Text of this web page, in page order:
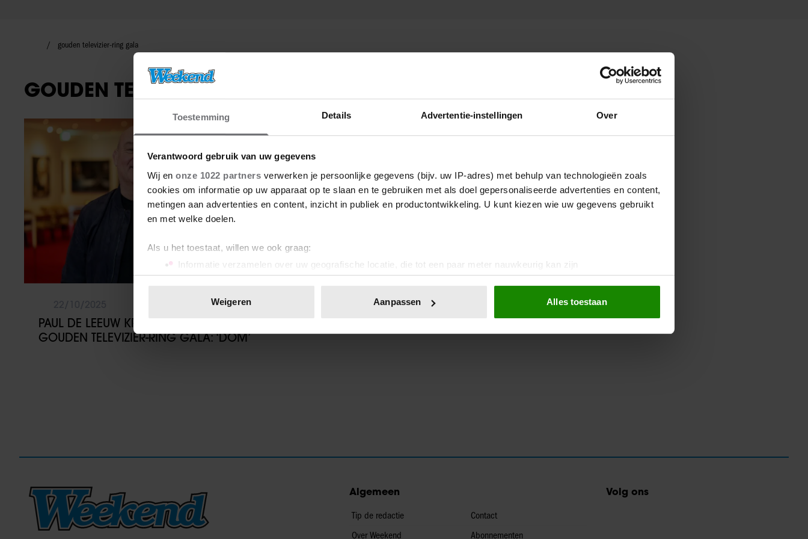
Toestemming Details Advertentie-instellingen Over
Verantwoord gebruik van uw gegevens
Wij en onze 1022 partners verwerken je persoonlijke gegevens (bijv. uw IP-adres) met behulp van technologieën zoals
cookies om informatie op uw apparaat op te slaan en te gebruiken met als doel gepersonaliseerde advertenties en content,
metingen aan advertenties en content, inzicht in publiek en productontwikkeling. U kunt kiezen wie uw gegevens gebruikt
en met welke doelen.
Als u het toestaat, willen we ook graag:
Informatie verzamelen over uw geografische locatie, die tot een paar meter nauwkeurig kan zijn
Uw apparaat identificeren door het actief te scannen op specifieke eigenschappen (fingerprinting)
toestemming op elk moment wijzigen of intrekken in de Cookieverklaring.
We gebruiken cookies om content en advertenties te personaliseren, om functies voor social media te bieden en om ons
Weigeren Aanpassen Alles toestaan
gouden televizier-ring gala
GOUDEN TELEVIZIER-RING GALA
PAUL DE LEEUW KRITISCH OVER
GOUDEN TELEVIZIER-RING GALA: ‘DOM’
Algemeen
Tip de redactie
Over Weekend
Contact
Abonnementen
Volg ons